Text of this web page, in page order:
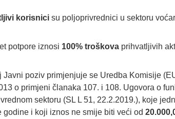
korisnici su poljoprivrednici u sektoru
potpore iznosi 100% troškova prihvatljivih
Javni poziv primjenjuje se Uredba Komisije
o primjeni članaka 107. i 108. Ugovora o
sektoru (SL L 51, 22.2.2019.), koje
godine i koji iznos ne smije biti veći od